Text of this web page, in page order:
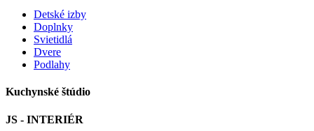
Detské izby
Doplnky
Svietidlá
Dvere
Podlahy
Kuchynské štúdio
JS - INTERIÉR